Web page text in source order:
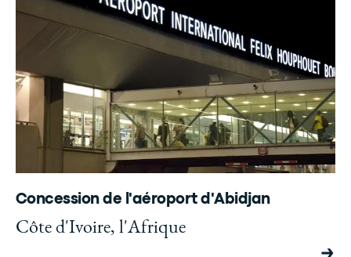
Concession de l'aéroport d'Abidjan
Côte d'Ivoire, l'Afrique